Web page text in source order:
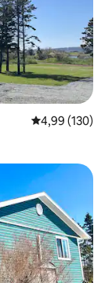
Gemiddelde
4,99 (130)